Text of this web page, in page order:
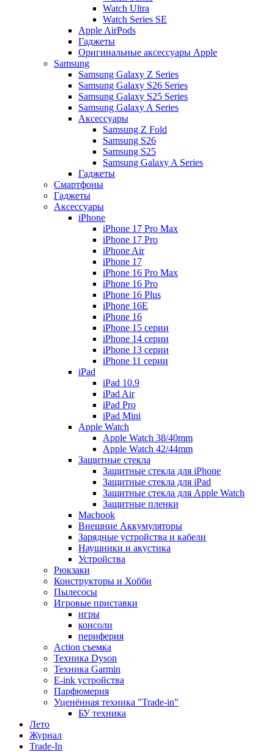
Watch Ultra
Watch Series SE
Apple AirPods
Гаджеты
Оригинальные аксессуары Apple
Samsung
Samsung Galaxy Z Series
Samsung Galaxy S26 Series
Samsung Galaxy S25 Series
Samsung Galaxy A Series
Аксессуары
Samsung Z Fold
Samsung S26
Samsung S25
Samsung Galaxy A Series
Гаджеты
Смартфоны
Гаджеты
Аксессуары
iPhone
iPhone 17 Pro Max
iPhone 17 Pro
iPhone Air
iPhone 17
iPhone 16 Pro Max
iPhone 16 Pro
iPhone 16 Plus
iPhone 16E
iPhone 16
iPhone 15 серии
iPhone 14 серии
iPhone 13 серии
iPhone 11 серии
iPad
iPad 10.9
iPad Air
iPad Pro
iPad Mini
Apple Watch
Apple Watch 38/40mm
Apple Watch 42/44mm
Защитные стекла
Защитные стекла для iPhone
Защитные стекла для iPad
Защитные стекла для Apple Watch
Защитные пленки
Macbook
Внешние Аккумуляторы
Зарядные устройства и кабели
Наушники и акустика
Устройства
Рюкзаки
Конструкторы и Хобби
Пылесосы
Игровые приставки
игры
консоли
периферия
Action съемка
Техника Dyson
Техника Garmin
E-ink устройства
Парфюмерия
Уценённая техника "Trade-in"
БУ техника
Лето
Журнал
Trade-In